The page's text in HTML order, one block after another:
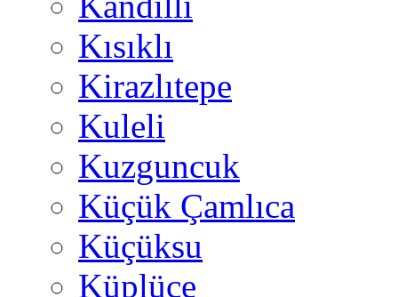
Kısıklı
Kirazlıtepe
Kuleli
Kuzguncuk
Küçük Çamlıca
Küçüksu
Küplüce